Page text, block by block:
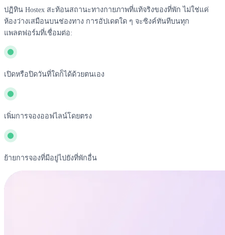
ปฏิทิน Hostex สะท้อนสถานะทางกายภาพที่แท้จริงของที่พัก ไม่ใช่แค่
ห้องว่างเสมือนบนช่องทาง การอัปเดตใด ๆ จะซิงค์ทันทีบนทุก
แพลตฟอร์มที่เชื่อมต่อ:
เปิดหรือปิดวันที่ใดก็ได้ด้วยตนเอง
เพิ่มการจองออฟไลน์โดยตรง
ย้ายการจองที่มีอยู่ไปยังที่พักอื่น